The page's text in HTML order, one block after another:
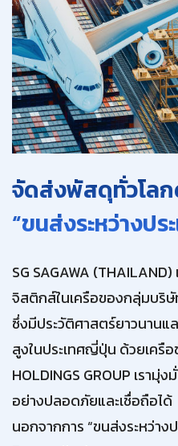
ติ
จัดส่งพัสดุทั่วโล
“ขนส่งระหว่างป
SG SAGAWA
จิสติกส์ในเครือของกลุ่มบริษั
ซึ่งมีประวัติศาสตร์ยาวนาน
สูงในประเทศญี่ปุ่น ด้วยเครื
HOLDINGS GROUP เรามุ่
อย่างปลอดภัยและเชื่อถือได้
นอกจากการ “ขนส่งระหว่าง